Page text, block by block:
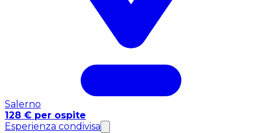
Salerno
128 € per ospite
Esperienza condivisa